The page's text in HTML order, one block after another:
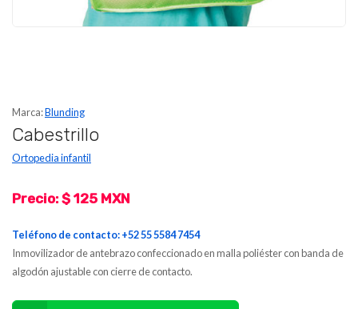
Marca:Blunding
Cabestrillo
Ortopedia infantil
Precio: $ 125 MXN
Teléfono de contacto: +52 55 5584 7454
Inmovilizador de antebrazo confeccionado en malla poliéster con banda de
algodón ajustable con cierre de contacto.